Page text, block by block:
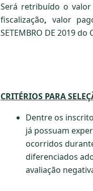
Será retribuído o
fiscalização, valor
SETEMBRO DE 2019 do
CRITÉRIOS PARA
Dentre os
já possuam
ocorridos
diferenciados
avaliação